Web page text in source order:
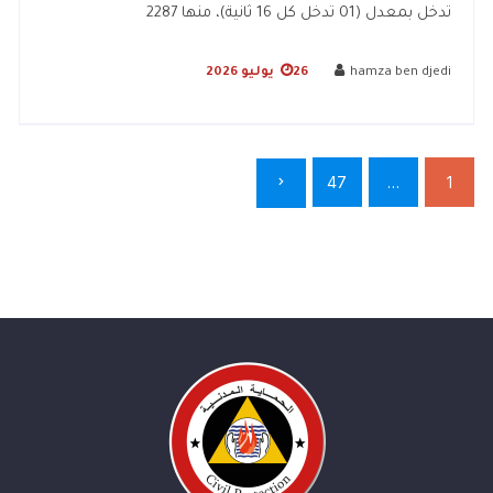
تدخل بمعدل (01 تدخل كل 16 ثانية)، منها 2287
hamza ben djedi 26 يوليو 2026
1
…
47